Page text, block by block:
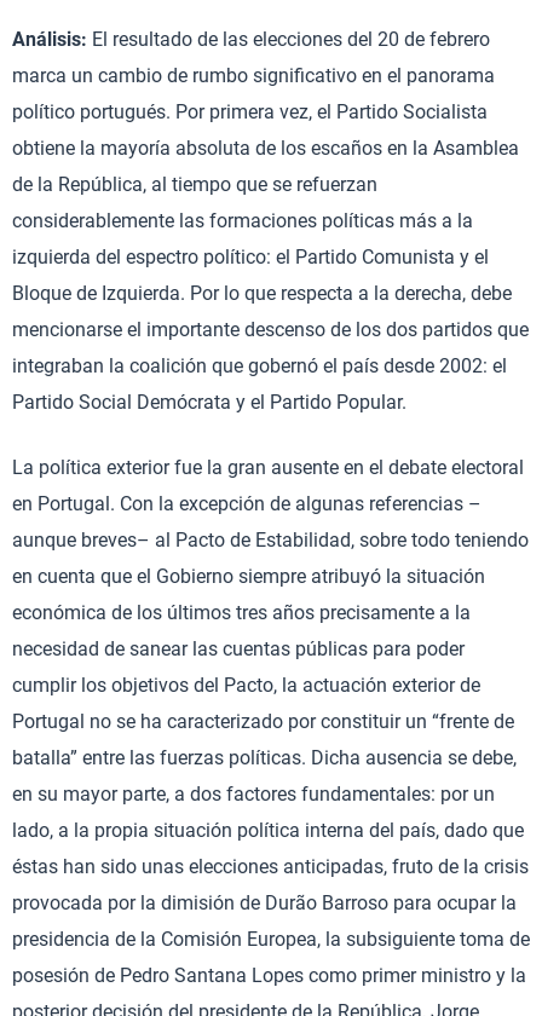
Análisis: El resultado de las elecciones del 20 de febrero
marca un cambio de rumbo significativo en el panorama
político portugués. Por primera vez, el Partido Socialista
obtiene la mayoría absoluta de los escaños en la Asamblea
de la República, al tiempo que se refuerzan
considerablemente las formaciones políticas más a la
izquierda del espectro político: el Partido Comunista y el
Bloque de Izquierda. Por lo que respecta a la derecha, debe
mencionarse el importante descenso de los dos partidos que
integraban la coalición que gobernó el país desde 2002: el
Partido Social Demócrata y el Partido Popular.
La política exterior fue la gran ausente en el debate electoral
en Portugal. Con la excepción de algunas referencias –
aunque breves– al Pacto de Estabilidad, sobre todo teniendo
en cuenta que el Gobierno siempre atribuyó la situación
económica de los últimos tres años precisamente a la
necesidad de sanear las cuentas públicas para poder
cumplir los objetivos del Pacto, la actuación exterior de
Portugal no se ha caracterizado por constituir un “frente de
batalla” entre las fuerzas políticas. Dicha ausencia se debe,
en su mayor parte, a dos factores fundamentales: por un
lado, a la propia situación política interna del país, dado que
éstas han sido unas elecciones anticipadas, fruto de la crisis
provocada por la dimisión de Durão Barroso para ocupar la
presidencia de la Comisión Europea, la subsiguiente toma de
posesión de Pedro Santana Lopes como primer ministro y la